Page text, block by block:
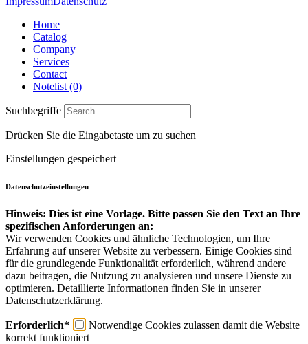
Home
Catalog
Company
Services
Contact
Notelist (0)
Suchbegriffe
Drücken Sie die Eingabetaste um zu suchen
Einstellungen gespeichert
Datenschutzeinstellungen
Hinweis: Dies ist eine Vorlage. Bitte passen Sie den Text an Ihre
spezifischen Anforderungen an:
Wir verwenden Cookies und ähnliche Technologien, um Ihre
Erfahrung auf unserer Website zu verbessern. Einige Cookies sind
für die grundlegende Funktionalität erforderlich, während andere
dazu beitragen, die Nutzung zu analysieren und unsere Dienste zu
optimieren. Detaillierte Informationen finden Sie in unserer
Datenschutzerklärung.
Erforderlich*
Notwendige Cookies zulassen damit die Website
korrekt funktioniert